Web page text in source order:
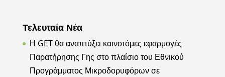
Τελευταία Νέα
Η GET θα αναπτύξει καινοτόμες εφαρμογές
Παρατήρησης Γης στο πλαίσιο του Εθνικού
Προγράμματος Μικροδορυφόρων σε